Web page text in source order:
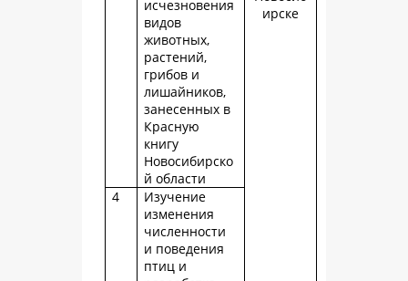
ирске
исчезновения
видов
животных,
растений,
грибов и
лишайников,
занесенных в
Красную
книгу
Новосибирско
й области
4
Изучение
изменения
численности
и поведения
птиц и